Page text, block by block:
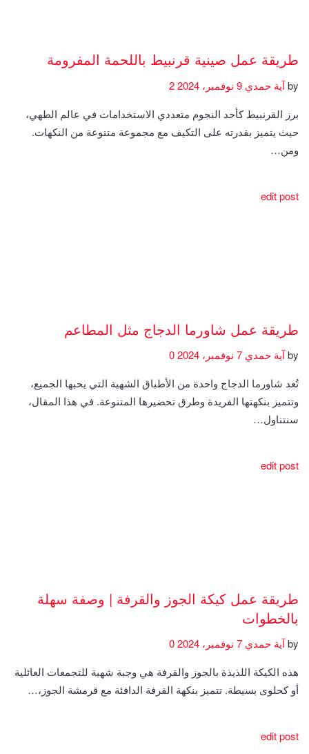
طريقة عمل صينية قرنبيط باللحمة المفرومة
byآية حمدي
برز القرنبيط كأحد النجوم متعددي الاستخدامات في عالم الطهي،
حيث يتميز بقدرته على التكيف مع مجموعة متنوعة من النكهات.
ومن…
edit post
طريقة عمل شاورما الدجاج مثل المطاعم
byآية حمدي
تُعد شاورما الدجاج واحدة من الأطباق الشهية التي يحبها الجميع،
وتتميز بنكهتها الفريدة وطرق تحضيرها المتنوعة. في هذا المقال،
سنتناول…
edit post
طريقة عمل كيكة الجوز والقرفة | وصفة سهلة
بالخطوات
byآية حمدي
هذه الكيكة اللذيذة بالجوز والقرفة هي وجبة شهية للتجمعات العائلية
أو كحلوى بسيطة. تتميز بنكهة القرفة الدافئة مع قرمشة الجوز،…
edit post